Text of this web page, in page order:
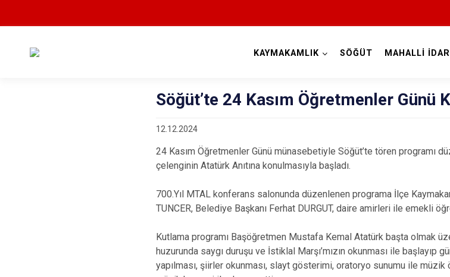
KAYMAKAMLIK SÖĞÜT MAHALLİ
Söğüt’te 24 Kasım Öğretmenler Günü
12.12.2024
24 Kasım Öğretmenler Günü münasebetiyle Söğüt’te tören programı
çelenginin Atatürk Anıtına konulmasıyla başladı.
700.Yıl MTAL konferans salonunda düzenlenen programa İlçe
TUNCER, Belediye Başkanı Ferhat DURGUT, daire amirleri ile emekli
Kutlama programı Başöğretmen Mustafa Kemal Atatürk başta olmak
huzurunda saygı duruşu ve İstiklal Marşı’mızın okunması ile başlayıp
yapılması, şiirler okunması, slayt gösterimi, oratoryo sunumu ile